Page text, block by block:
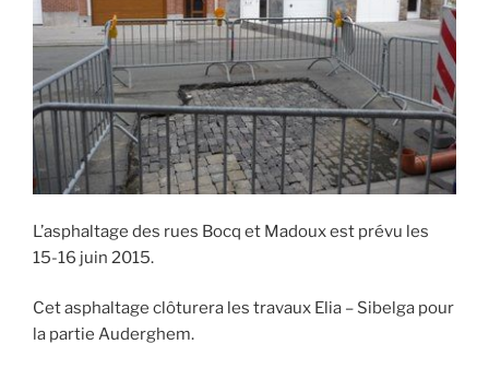
L’asphaltage des rues Bocq et Madoux est prévu les
15-16 juin 2015.
Cet asphaltage clôturera les travaux Elia – Sibelga pour
la partie Auderghem.